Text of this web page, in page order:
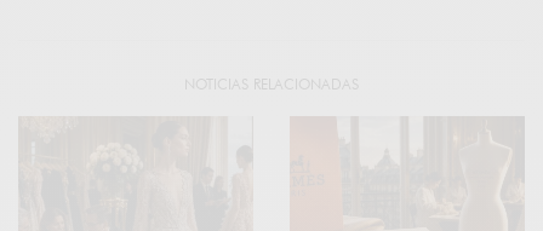
NOTICIAS RELACIONADAS